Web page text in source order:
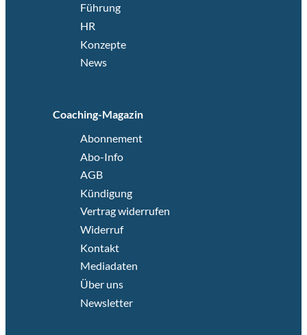
Führung
HR
Konzepte
News
Coaching-Magazin
Abonnement
Abo-Info
AGB
Kündigung
Vertrag widerrufen
Widerruf
Kontakt
Mediadaten
Über uns
Newsletter